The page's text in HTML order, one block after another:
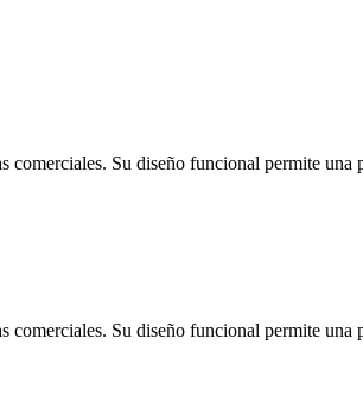
Su diseño funcional permite
Su diseño funcional permite